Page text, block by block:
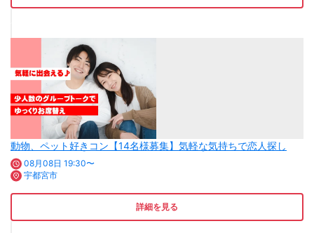
動物、ペット好きコン【14名様募集】気軽な気持ちで恋人探し
08月08日 19:30〜
宇都宮市
詳細を見る